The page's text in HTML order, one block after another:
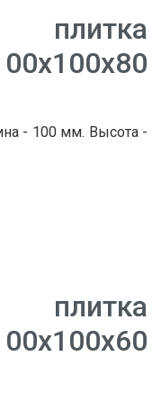
плитка
- 100 мм. Высота -
плитка